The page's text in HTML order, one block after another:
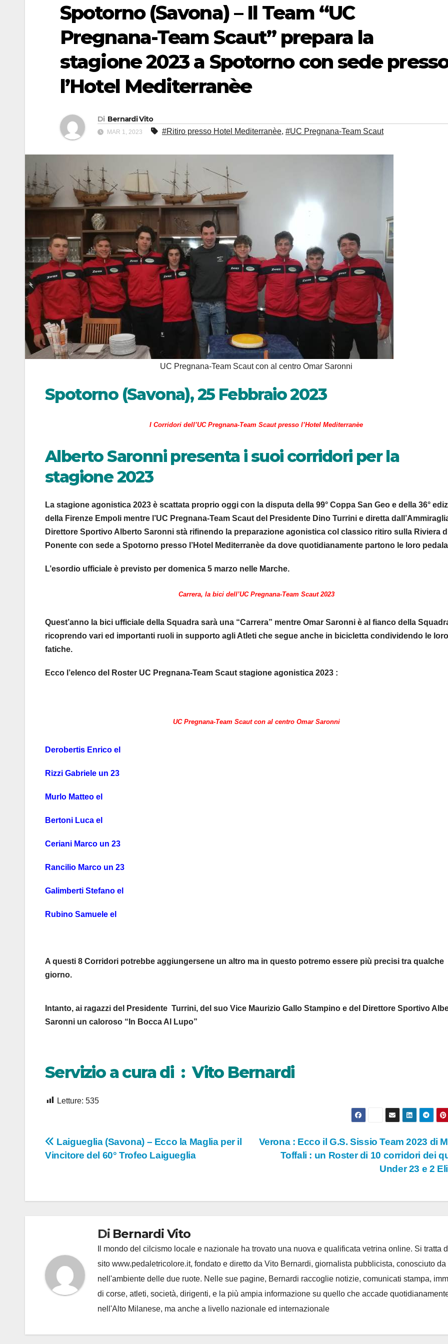
Spotorno (Savona) – Il Team “UC
Pregnana-Team Scaut” prepara la
stagione 2023 a Spotorno con sede
l’Hotel Mediterranèe
Di Bernardi Vito
MAR 1, 2023 #Ritiro presso Hotel Mediterranèe, #UC Pregnana-Team Scaut
UC Pregnana-Team Scaut con al centro Omar Saronni
Spotorno (Savona), 25 Febbraio 2023
I Corridori dell’UC Pregnana-Team Scaut presso l’Hotel Mediterranèe
Alberto Saronni presenta i suoi corridori per la
stagione 2023
La stagione agonistica 2023 è scattata proprio oggi con la disputa della 99° Coppa San Geo e della 36°
della Firenze Empoli mentre l’UC Pregnana-Team Scaut del Presidente Dino Turrini e diretta
Direttore Sportivo Alberto Saronni stà rifinendo la preparazione agonistica col classico ritiro sulla Riviera
Ponente con sede a Spotorno presso l’Hotel Mediterranèe da dove quotidianamente partono le loro
L’esordio ufficiale è previsto per domenica 5 marzo nelle Marche.
Carrera, la bici dell’UC Pregnana-Team Scaut 2023
Quest’anno la bici ufficiale della Squadra sarà una “Carrera” mentre Omar Saronni è al fianco della
ricoprendo vari ed importanti ruoli in supporto agli Atleti che segue anche in bicicletta condividendo le loro
fatiche.
Ecco l’elenco del Roster UC Pregnana-Team Scaut stagione agonistica 2023 :
UC Pregnana-Team Scaut con al centro Omar Saronni
Derobertis Enrico el
Rizzi Gabriele un 23
Murlo Matteo el
Bertoni Luca el
Ceriani Marco un 23
Rancilio Marco un 23
Galimberti Stefano el
Rubino Samuele el
A questi 8 Corridori potrebbe aggiungersene un altro ma in questo potremo essere più precisi tra qualche
giorno.
Intanto, ai ragazzi del Presidente Turrini, del suo Vice Maurizio Gallo Stampino e del Direttore Sportivo
Saronni un caloroso “In Bocca Al Lupo”
Servizio a cura di : Vito Bernardi
Letture: 535
Navigazione
Verona : Ecco il G.S. Sissio Team 2023 di
Toffali : un Roster di 10 corridori dei
Under 23 e 2
Laigueglia (Savona) – Ecco la Maglia per il
Vincitore del 60° Trofeo Laigueglia
Di Bernardi Vito
Il mondo del cilcismo locale e nazionale ha trovato una nuova e qualificata vetrina online. Si tratta
sito www.pedaletricolore.it, fondato e diretto da Vito Bernardi, giornalista pubblicista, conosciuto da
nell'ambiente delle due ruote. Nelle sue pagine, Bernardi raccoglie notizie, comunicati stampa,
di corse, atleti, società, dirigenti, e la più ampia informazione su quello che accade
nell'Alto Milanese, ma anche a livello nazionale ed internazionale